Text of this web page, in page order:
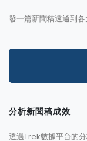
發一篇新聞稿透通到
分析新聞稿成效
透過Trek數據平台的